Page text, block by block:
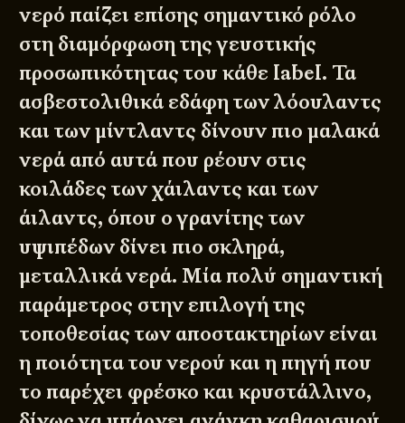
νερό παίζει επίσης σημαντικό ρόλο
στη διαμόρφωση της γευστικής
προσωπικότητας του κάθε label. Τα
ασβεστολιθικά εδάφη των λόουλαντς
και των μίντλαντς δίνουν πιο μαλακά
νερά από αυτά που ρέουν στις
κοιλάδες των χάιλαντς και των
άιλαντς, όπου ο γρανίτης των
υψιπέδων δίνει πιο σκληρά,
μεταλλικά νερά. Μία πολύ σημαντική
παράμετρος στην επιλογή της
τοποθεσίας των αποστακτηρίων είναι
η ποιότητα του νερού και η πηγή που
το παρέχει φρέσκο και κρυστάλλινο,